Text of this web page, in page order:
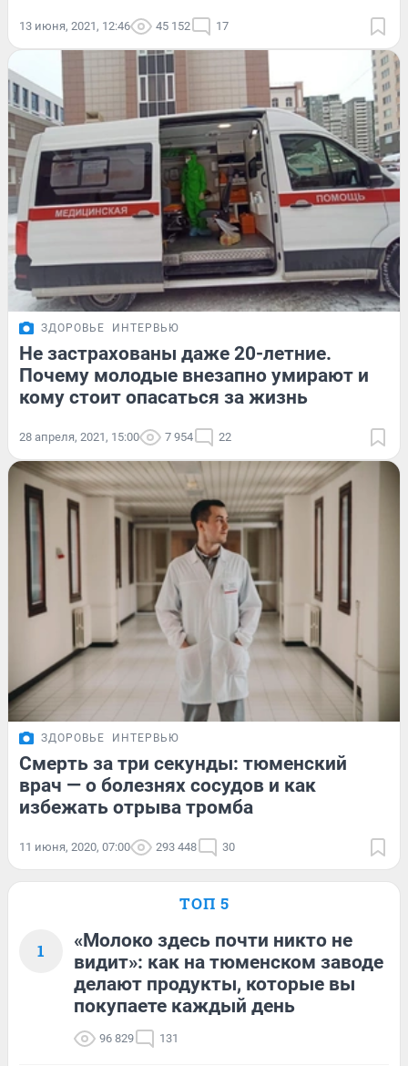
13 июня, 2021, 12:46 45 152 17
ЗДОРОВЬЕ ИНТЕРВЬЮ
Не застрахованы даже 20-летние.
Почему молодые внезапно умирают и
кому стоит опасаться за жизнь
28 апреля, 2021, 15:00 7 954 22
ЗДОРОВЬЕ ИНТЕРВЬЮ
Смерть за три секунды: тюменский
врач — о болезнях сосудов и как
избежать отрыва тромба
11 июня, 2020, 07:00 293 448 30
ТОП 5
1
«Молоко здесь почти никто не
видит»: как на тюменском заводе
делают продукты, которые вы
покупаете каждый день
96 829 131